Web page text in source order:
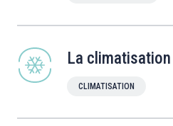
La climatisation
CLIMATISATION